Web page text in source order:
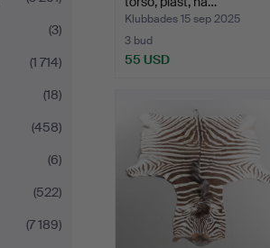
(3)
(1 714)
(18)
(458)
(6)
(522)
(7 189)
Klubbades 15 sep 2025
3 bud
55 USD